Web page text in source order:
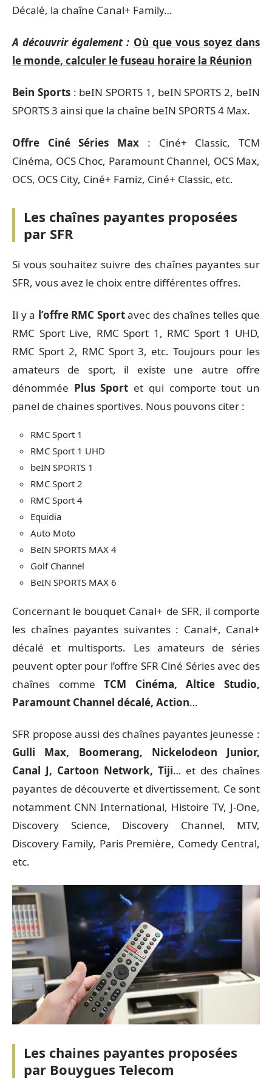
Décalé, la chaîne Canal+ Family…
A découvrir également : Où que vous soyez dans
le monde, calculer le fuseau horaire la Réunion
Bein Sports: beIN SPORTS 1, beIN SPORTS 2, beIN
SPORTS 3 ainsi que la chaîne beIN SPORTS 4 Max.
Offre Ciné Séries Max : Ciné+ Classic, TCM
Cinéma, OCS Choc, Paramount Channel, OCS Max,
OCS, OCS City, Ciné+ Famiz, Ciné+ Classic, etc.
Les chaînes payantes proposées
par SFR
Si vous souhaitez suivre des chaînes payantes sur
SFR, vous avez le choix entre différentes offres.
Il y a l’offre RMC Sportavec des chaînes telles que
RMC Sport Live, RMC Sport 1, RMC Sport 1 UHD,
RMC Sport 2, RMC Sport 3, etc. Toujours pour les
amateurs de sport, il existe une autre offre
dénommée Plus Sport et qui comporte tout un
panel de chaines sportives. Nous pouvons citer :
RMC Sport 1
RMC Sport 1 UHD
beIN SPORTS 1
RMC Sport 2
RMC Sport 4
Equidia
Auto Moto
BeIN SPORTS MAX 4
Golf Channel
BeIN SPORTS MAX 6
Concernant le bouquet Canal+ de SFR, il comporte
les chaînes payantes suivantes : Canal+, Canal+
décalé et multisports. Les amateurs de séries
peuvent opter pour l’offre SFR Ciné Séries avec des
chaînes commeTCM Cinéma, Altice Studio,
Paramount Channel décalé, Action…
SFR propose aussi des chaînes payantes jeunesse :
Gulli Max, Boomerang, Nickelodeon Junior,
Canal J, Cartoon Network, Tiji… et des chaînes
payantes de découverte et divertissement. Ce sont
notamment CNN International, Histoire TV, J-One,
Discovery Science, Discovery Channel, MTV,
Discovery Family, Paris Première, Comedy Central,
etc.
Les chaines payantes proposées
par Bouygues Telecom